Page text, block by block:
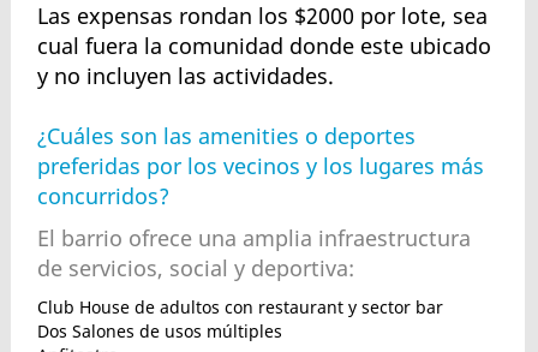
Las expensas rondan los $2000 por lote, sea
cual fuera la comunidad donde este ubicado
y no incluyen las actividades.
¿Cuáles son las amenities o deportes
preferidas por los vecinos y los lugares más
concurridos?
El barrio ofrece una amplia infraestructura
de servicios, social y deportiva:
Club House de adultos con restaurant y sector bar
Dos Salones de usos múltiples